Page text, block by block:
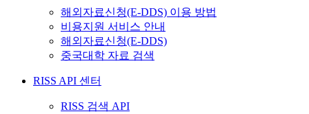
해외자료신청(E-DDS) 이용 방법
비용지원 서비스 안내
해외자료신청(E-DDS)
중국대학 자료 검색
RISS API 센터
RISS 검색 API